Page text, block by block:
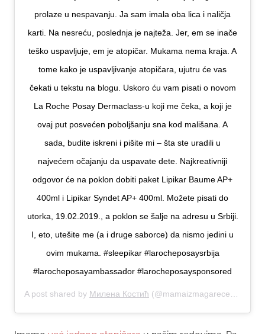
prolaze u nespavanju. Ja sam imala oba lica i naličja
karti. Na nesreću, poslednja je najteža. Jer, em se inače
teško uspavljuje, em je atopičar. Mukama nema kraja. A
tome kako je uspavljivanje atopičara, ujutru će vas
čekati u tekstu na blogu. Uskoro ću vam pisati o novom
La Roche Posay Dermaclass-u koji me čeka, a koji je
ovaj put posvećen poboljšanju sna kod mališana. A
sada, budite iskreni i pišite mi – šta ste uradili u
najvećem očajanju da uspavate dete. Najkreativniji
odgovor će na poklon dobiti paket Lipikar Baume AP+
400ml i Lipikar Syndet AP+ 400ml. Možete pisati do
utorka, 19.02.2019., a poklon se šalje na adresu u Srbiji.
I, eto, utešite me (a i druge saborce) da nismo jedini u
ovim mukama. #sleepikar #larocheposaysrbija
#larocheposayambassador #larocheposaysponsored
A post shared by Милена Костић (@mamaizmagareceklupe) on